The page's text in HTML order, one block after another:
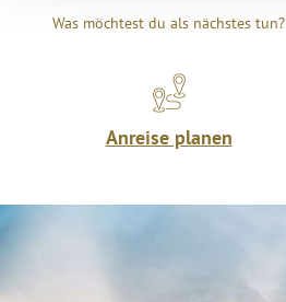
Was möchtest du als nächstes tun?
Anreise planen